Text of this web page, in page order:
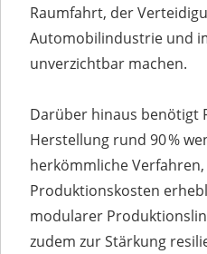
Raumfahrt, der
Automobilindustrie und
unverzichtbar machen.
Darüber hinaus benötigt
Herstellung rund 90 %
herkömmliche Verfahren,
Produktionskosten
modularer
zudem zur Stärkung